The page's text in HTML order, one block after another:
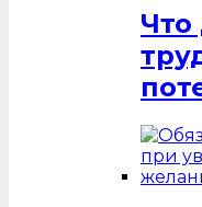
Что